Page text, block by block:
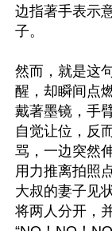
边指著手表示
子。
然而，就是这
醒，却瞬间点
戴著墨镜，手
自觉让位，反
骂，一边突然
用力推离拍照
大叔的妻子见
将两人分开，